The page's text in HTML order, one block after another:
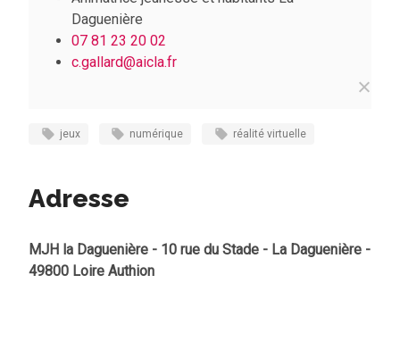
Daguenière
07 81 23 20 02
c.gallard@aicla.fr
jeux numérique réalité virtuelle
Adresse
MJH la Daguenière - 10 rue du Stade - La Daguenière -
49800 Loire Authion